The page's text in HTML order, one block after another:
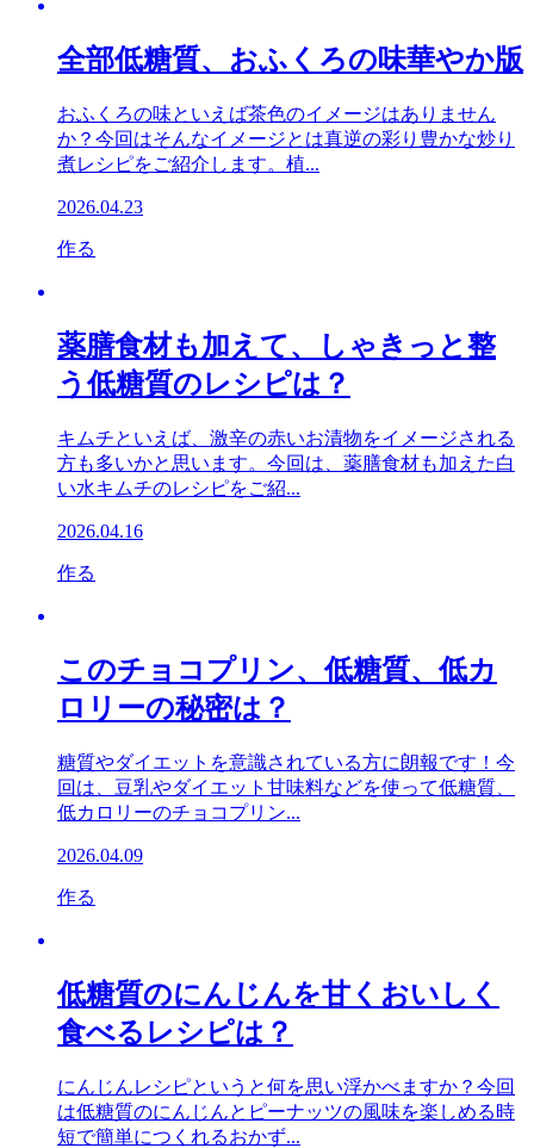
全部低糖質、おふくろの味華やか版
おふくろの味といえば茶色のイメージはありません
か？今回はそんなイメージとは真逆の彩り豊かな炒り
煮レシピをご紹介します。植...
2026.04.23
作る
薬膳食材も加えて、しゃきっと整
う低糖質のレシピは？
キムチといえば、激辛の赤いお漬物をイメージされる
方も多いかと思います。今回は、薬膳食材も加えた白
い水キムチのレシピをご紹...
2026.04.16
作る
このチョコプリン、低糖質、低カ
ロリーの秘密は？
糖質やダイエットを意識されている方に朗報です！今
回は、豆乳やダイエット甘味料などを使って低糖質、
低カロリーのチョコプリン...
2026.04.09
作る
低糖質のにんじんを甘くおいしく
食べるレシピは？
にんじんレシピというと何を思い浮かべますか？今回
は低糖質のにんじんとピーナッツの風味を楽しめる時
短で簡単につくれるおかず...